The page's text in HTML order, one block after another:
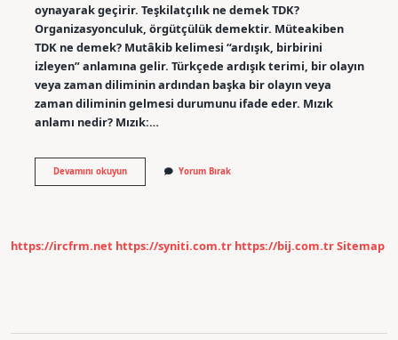
oynayarak geçirir. Teşkilatçılık ne demek TDK?
Organizasyonculuk, örgütçülük demektir. Müteakiben
TDK ne demek? Mutâkib kelimesi “ardışık, birbirini
izleyen” anlamına gelir. Türkçede ardışık terimi, bir olayın
veya zaman diliminin ardından başka bir olayın veya
zaman diliminin gelmesi durumunu ifade eder. Mızık
anlamı nedir? Mızık:…
Devamını okuyunMızıkçılık
Nedir
Yorum Bırak
https://ircfrm.net https://syniti.com.tr https://bij.com.trSitemap